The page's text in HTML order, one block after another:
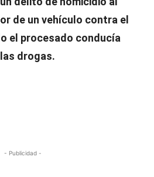
de un vehículo contra el
el procesado conducía
drogas.
- Publicidad -